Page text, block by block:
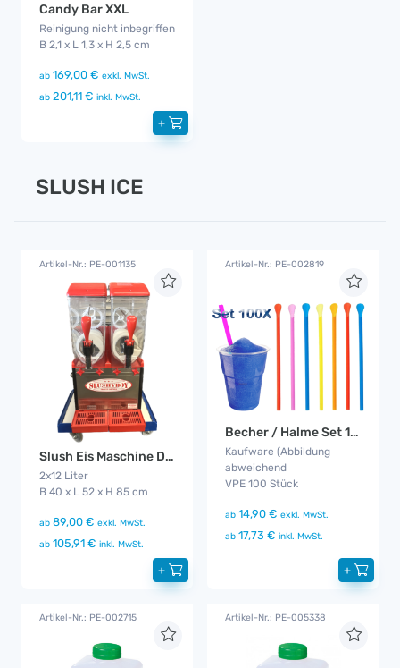
Candy Bar XXL
Reinigung nicht inbegriffen
B 2,1 x L 1,3 x H 2,5 cm
ab 169,00 € exkl. MwSt.
ab 201,11 € inkl. MwSt.
+
SLUSH ICE
Artikel-Nr.: PE-001135
Slush Eis Maschine Doppelkammer
2x12 Liter
B 40 x L 52 x H 85 cm
ab 89,00 € exkl. MwSt.
ab 105,91 € inkl. MwSt.
+
Artikel-Nr.: PE-002819
Becher / Halme Set 100x
Kaufware (Abbildung
abweichend
VPE 100 Stück
ab 14,90 € exkl. MwSt.
ab 17,73 € inkl. MwSt.
+
Artikel-Nr.: PE-002715 Artikel-Nr.: PE-005338